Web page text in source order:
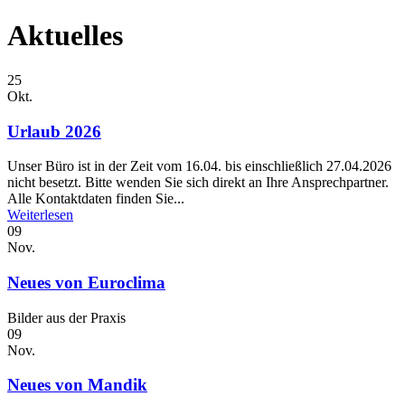
Aktuelles
25
Okt.
Urlaub 2026
Unser Büro ist in der Zeit vom 16.04. bis einschließlich 27.04.2026
nicht besetzt. Bitte wenden Sie sich direkt an Ihre Ansprechpartner.
Alle Kontaktdaten finden Sie...
Weiterlesen
09
Nov.
Neues von Euroclima
Bilder aus der Praxis
09
Nov.
Neues von Mandik